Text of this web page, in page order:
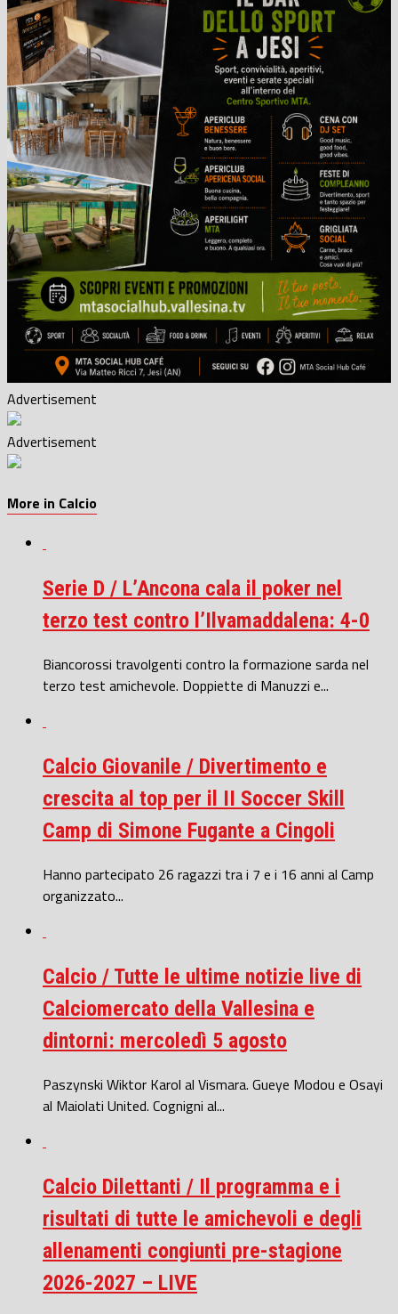
Advertisement
Advertisement
More in Calcio
Serie D / L’Ancona cala il poker nel
terzo test contro l’Ilvamaddalena: 4-0
Biancorossi travolgenti contro la formazione sarda nel
terzo test amichevole. Doppiette di Manuzzi e...
Calcio Giovanile / Divertimento e
crescita al top per il II Soccer Skill
Camp di Simone Fugante a Cingoli
Hanno partecipato 26 ragazzi tra i 7 e i 16 anni al Camp
organizzato...
Calcio / Tutte le ultime notizie live di
Calciomercato della Vallesina e
dintorni: mercoledì 5 agosto
Paszynski Wiktor Karol al Vismara. Gueye Modou e Osayi
al Maiolati United. Cognigni al...
Calcio Dilettanti / Il programma e i
risultati di tutte le amichevoli e degli
allenamenti congiunti pre-stagione
2026-2027 – LIVE